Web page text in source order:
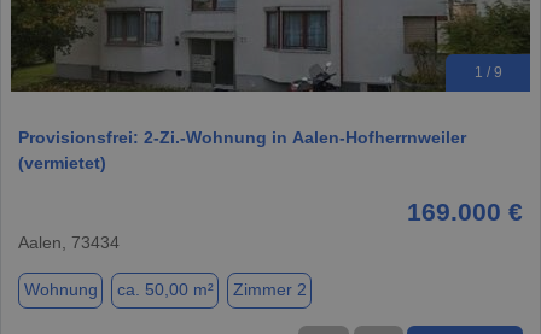
1 / 9
Provisionsfrei: 2-Zi.-Wohnung in Aalen-Hofherrnweiler
(vermietet)
169.000 €
Aalen, 73434
Wohnung ca. 50,00 m² Zimmer 2